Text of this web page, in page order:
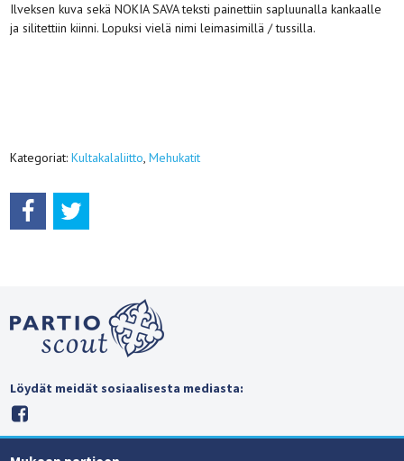
Ilveksen kuva sekä NOKIA SAVA teksti painettiin sapluunalla kankaalle
ja silitettiin kiinni. Lopuksi vielä nimi leimasimillä / tussilla.
Kategoriat:Kultakalaliitto,Mehukatit
Löydät meidät sosiaalisesta mediasta: